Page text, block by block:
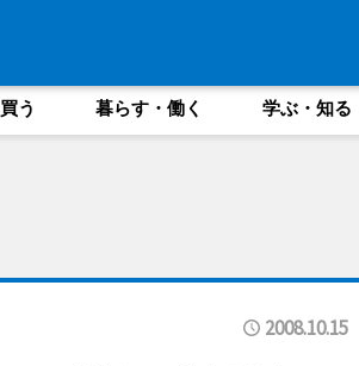
買う 暮らす・働く 学ぶ・知る
2008.10.15